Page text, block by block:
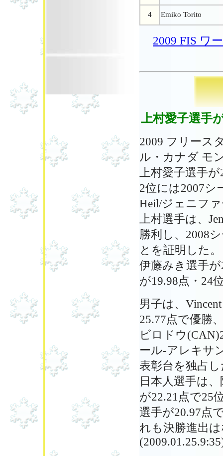
4 Emiko Torito
2009 FIS ワ
上村愛子選手
2009 フリース
ル・カナダ モ
上村愛子選手
2位には2007シ
Heil/ジェニフ
上村選手は、
勝利し、2008
とを証明した。
伊藤みき選手
が19.98点・24
男子は、
25.77点で優勝
ビロドウ
ール-アレキサ
表彰台を独占
日本人選手は
が22.21点で25
選手が20.97点
れも決勝進出